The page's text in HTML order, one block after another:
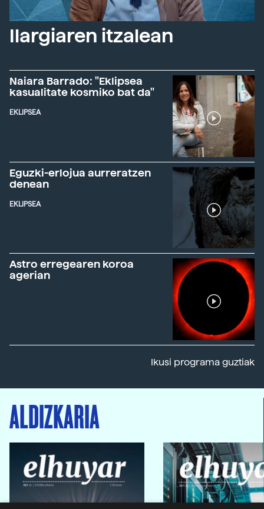
Ilargiaren itzalean
Naiara Barrado: "Eklipsea
kasualitate kosmiko bat da"
EKLIPSEA
Eguzki-erlojua aurreratzen
denean
EKLIPSEA
Astro erregearen koroa
agerian
Ikusi programa guztiak
ALDIZKARIA